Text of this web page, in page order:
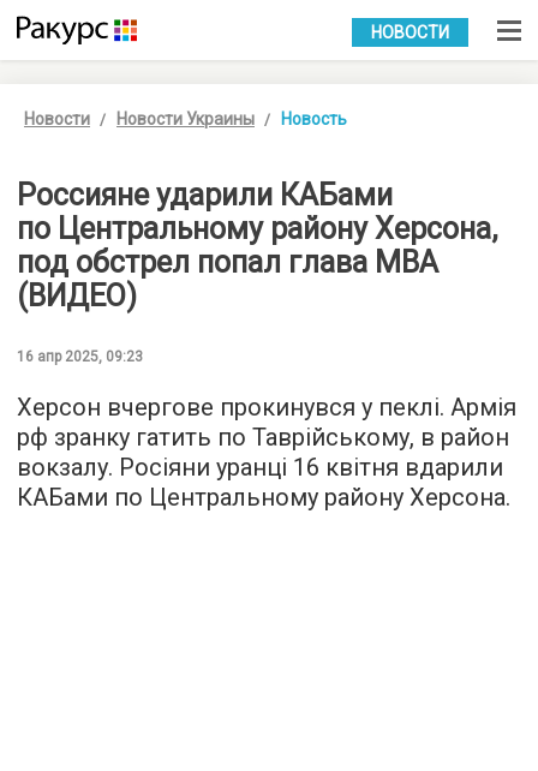
УКР РУС
НОВОСТИ
Новости Новости Украины Новость
Россияне ударили КАБами
по Центральному району Херсона,
под обстрел попал глава МВА
(ВИДЕО)
16 апр 2025, 09:23
Херсон вчергове прокинувся у пеклі. Армія
рф зранку гатить по Таврійському, в район
вокзалу. Росіяни уранці 16 квітня вдарили
КАБами по Центральному району Херсона.